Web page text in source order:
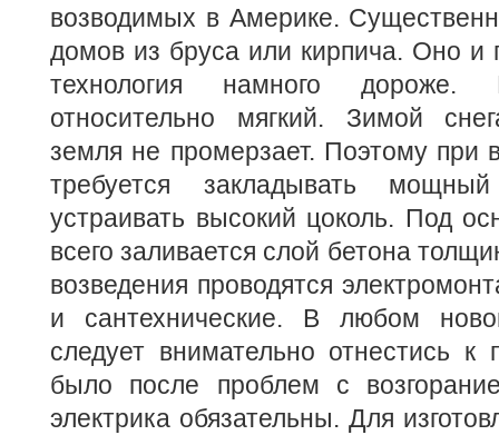
возводимых в Америке.
домов из бруса или кирпича. Оно и
технология намного
относительно мягкий. Зимой
земля не промерзает. Поэтому при
требуется закладывать
устраивать высокий цоколь. Под
всего заливается слой бетона
возведения проводятся
и сантехнические. В любом
следует внимательно отнестись к
было после проблем с
электрика обязательны. Для